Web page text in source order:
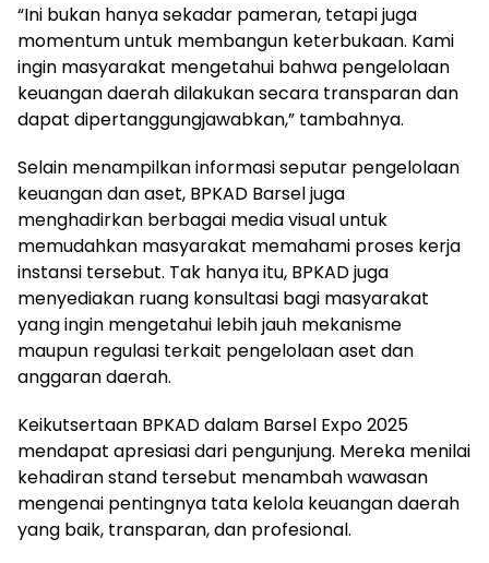
“Ini bukan hanya sekadar pameran, tetapi juga
momentum untuk membangun keterbukaan. Kami
ingin masyarakat mengetahui bahwa pengelolaan
keuangan daerah dilakukan secara transparan dan
dapat dipertanggungjawabkan,” tambahnya.
Selain menampilkan informasi seputar pengelolaan
keuangan dan aset, BPKAD Barsel juga
menghadirkan berbagai media visual untuk
memudahkan masyarakat memahami proses kerja
instansi tersebut. Tak hanya itu, BPKAD juga
menyediakan ruang konsultasi bagi masyarakat
yang ingin mengetahui lebih jauh mekanisme
maupun regulasi terkait pengelolaan aset dan
anggaran daerah.
Keikutsertaan BPKAD dalam Barsel Expo 2025
mendapat apresiasi dari pengunjung. Mereka menilai
kehadiran stand tersebut menambah wawasan
mengenai pentingnya tata kelola keuangan daerah
yang baik, transparan, dan profesional.